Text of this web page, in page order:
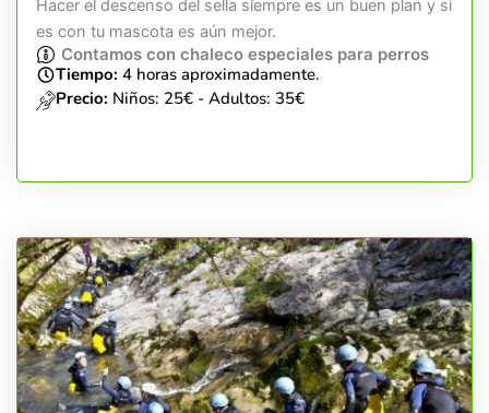
Hacer el descenso del sella siempre es un buen plan y si
es con tu mascota es aún mejor.
Contamos con chaleco especiales para perros
Tiempo: 4 horas aproximadamente.
Precio: Niños: 25€ - Adultos: 35€